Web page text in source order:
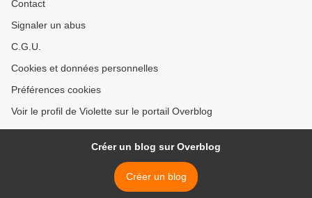
Contact
Signaler un abus
C.G.U.
Cookies et données personnelles
Préférences cookies
Voir le profil de Violette sur le portail Overblog
Créer un blog sur Overblog
Créer un blog